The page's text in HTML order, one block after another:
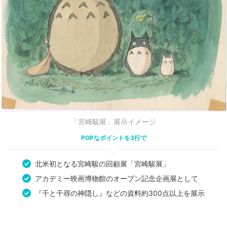
「宮崎駿展」展示イメージ
POPなポイントを3行で
北米初となる宮崎駿の回顧展「宮崎駿展」
アカデミー映画博物館のオープン記念企画展として
『千と千尋の神隠し』などの資料約300点以上を展示